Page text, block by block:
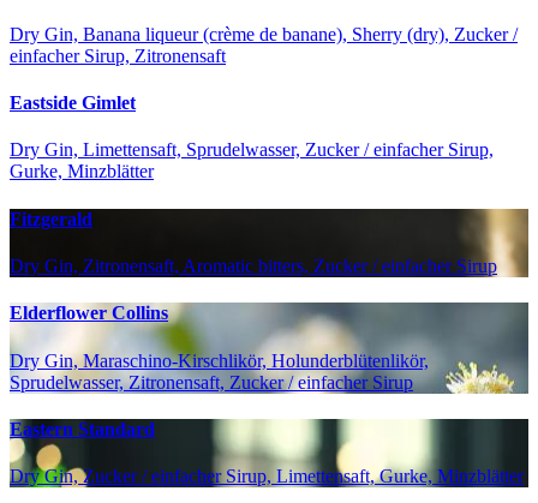
Dry Gin, Banana liqueur (crème de banane), Sherry (dry), Zucker /
einfacher Sirup, Zitronensaft
Eastside Gimlet
Dry Gin, Limettensaft, Sprudelwasser, Zucker / einfacher Sirup,
Gurke, Minzblätter
Fitzgerald
Dry Gin, Zitronensaft, Aromatic bitters, Zucker / einfacher Sirup
Elderflower Collins
Dry Gin, Maraschino-Kirschlikör, Holunderblütenlikör,
Sprudelwasser, Zitronensaft, Zucker / einfacher Sirup
Eastern Standard
Dry Gin, Zucker / einfacher Sirup, Limettensaft, Gurke, Minzblätter